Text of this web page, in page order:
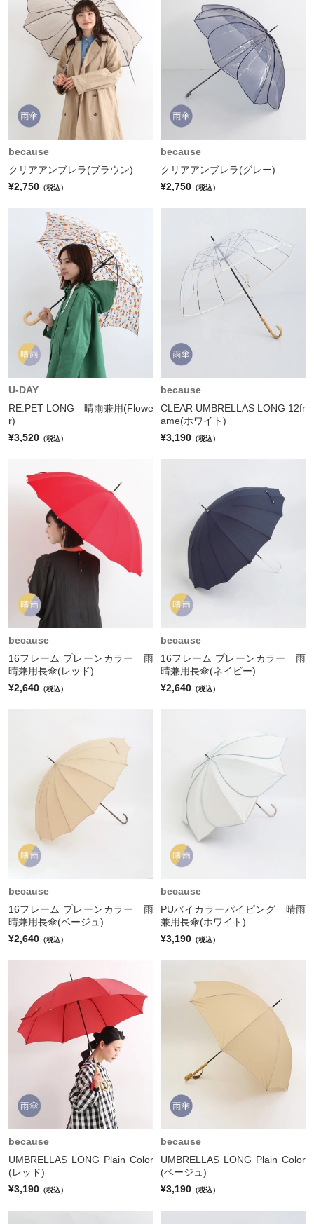
because
クリアアンブレラ(ブラウン)
¥2,750 （税込）
because
クリアアンブレラ(グレー)
¥2,750 （税込）
U-DAY
RE:PET LONG 晴雨兼用(Flowe
r)
¥3,520 （税込）
because
CLEAR UMBRELLAS LONG 12fr
ame(ホワイト)
¥3,190 （税込）
because
16フレーム プレーンカラー 雨
晴兼用長傘(レッド)
¥2,640 （税込）
because
16フレーム プレーンカラー 雨
晴兼用長傘(ネイビー)
¥2,640 （税込）
because
16フレーム プレーンカラー 雨
晴兼用長傘(ベージュ)
¥2,640 （税込）
because
PUバイカラーパイピング 晴雨
兼用長傘(ホワイト)
¥3,190 （税込）
because
UMBRELLAS LONG Plain Color
(レッド)
¥3,190 （税込）
because
UMBRELLAS LONG Plain Color
(ベージュ)
¥3,190 （税込）